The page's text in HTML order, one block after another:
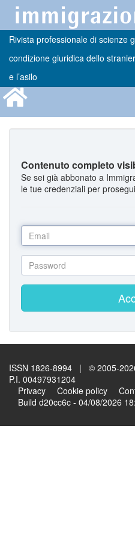
Rivista professionale di scienze
condizione giuridica dello
e l’asilo
Contenuto completo
Se sei già abbonato a
le tue credenziali per
ISSN 1826-8994 | © 2005-
P.I. 00497931204
Privacy
Cookie policy
Build d20cc6c - 04/08/2026